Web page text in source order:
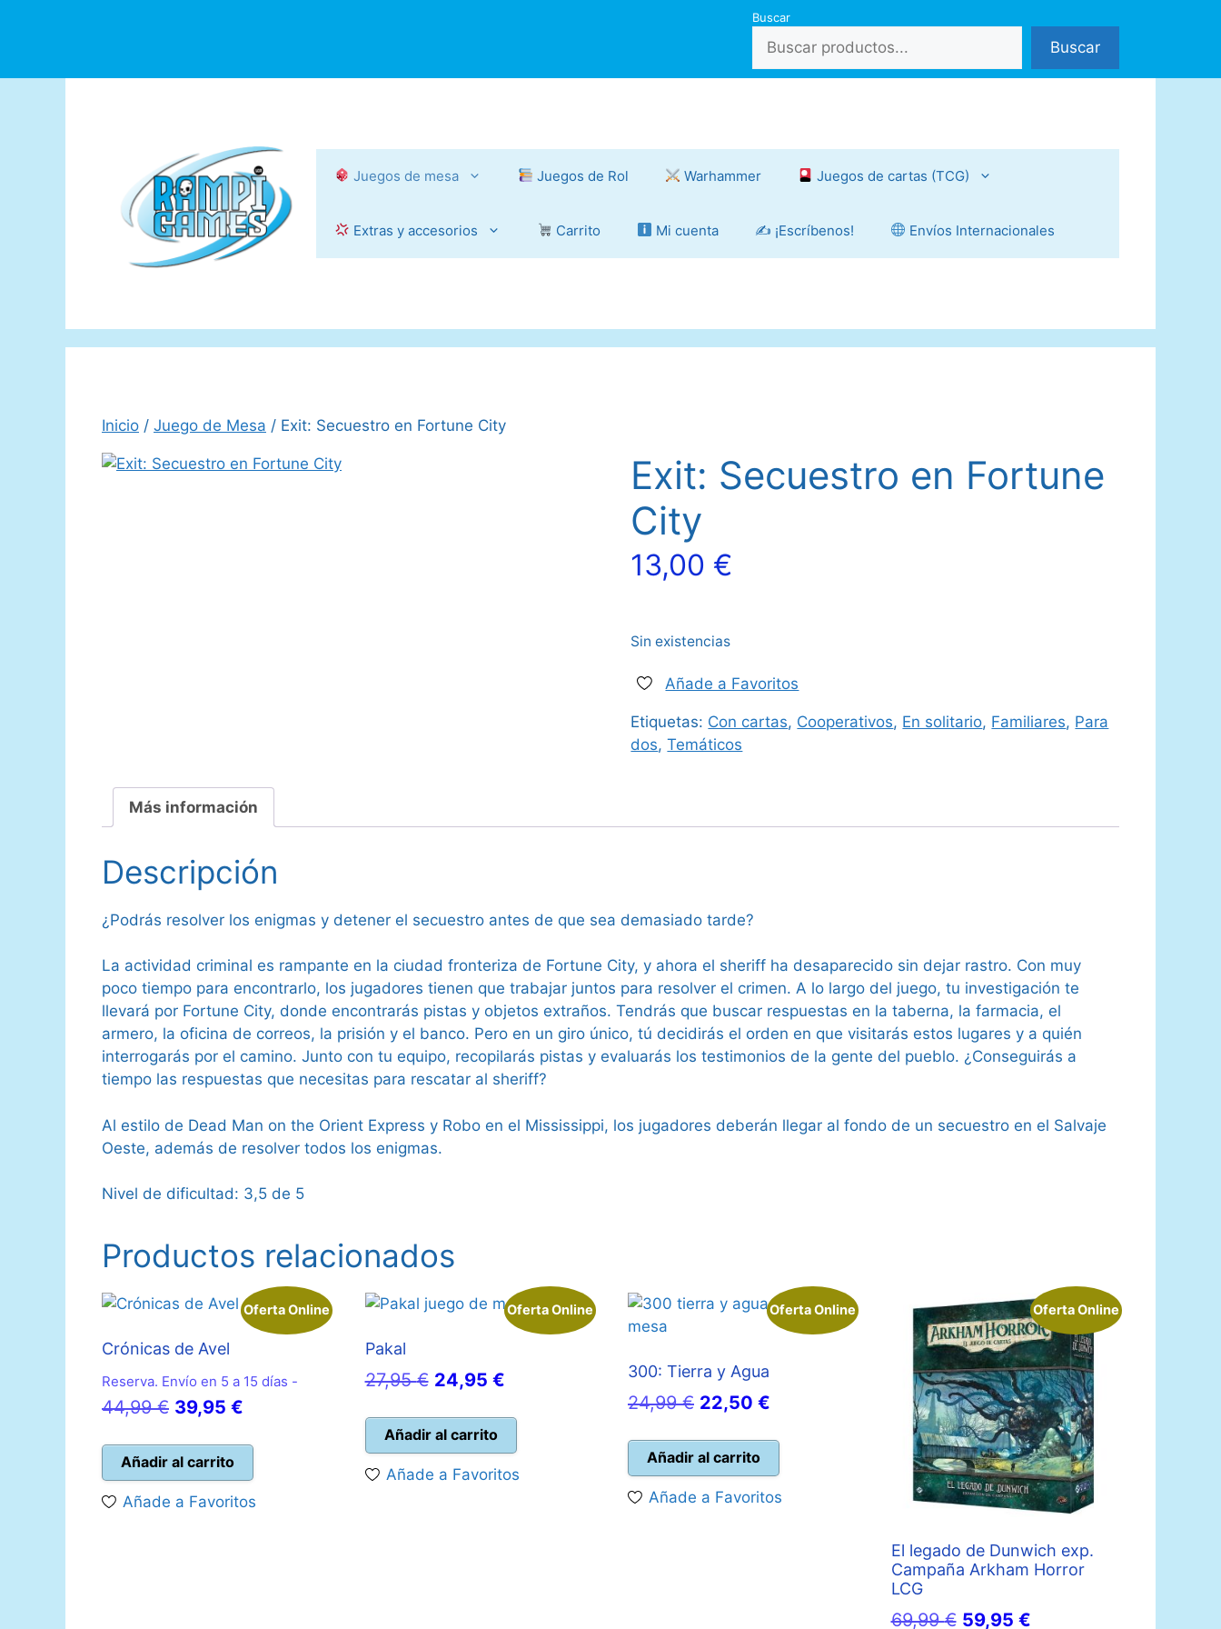
Buscar
Buscar
Juegos de mesa Juegos de Rol Warhammer Juegos de cartas (TCG)
Extras y accesorios Carrito Mi cuenta ✍️ ¡Escríbenos! Envíos Internacionales
Inicio / Juego de Mesa / Exit: Secuestro en Fortune City
Exit: Secuestro en Fortune
City
13,00 €
Sin existencias
Añade a Favoritos
Etiquetas: Con cartas, Cooperativos, En solitario, Familiares, Para
dos,Temáticos
Más información
Descripción
¿Podrás resolver los enigmas y detener el secuestro antes de que sea demasiado tarde?
La actividad criminal es rampante en la ciudad fronteriza de Fortune City, y ahora el sheriff ha desaparecido sin dejar rastro. Con muy
poco tiempo para encontrarlo, los jugadores tienen que trabajar juntos para resolver el crimen. A lo largo del juego, tu investigación te
llevará por Fortune City, donde encontrarás pistas y objetos extraños. Tendrás que buscar respuestas en la taberna, la farmacia, el
armero, la oficina de correos, la prisión y el banco. Pero en un giro único, tú decidirás el orden en que visitarás estos lugares y a quién
interrogarás por el camino. Junto con tu equipo, recopilarás pistas y evaluarás los testimonios de la gente del pueblo. ¿Conseguirás a
tiempo las respuestas que necesitas para rescatar al sheriff?
Al estilo de Dead Man on the Orient Express y Robo en el Mississippi, los jugadores deberán llegar al fondo de un secuestro en el Salvaje
Oeste, además de resolver todos los enigmas.
Nivel de dificultad: 3,5 de 5
Productos relacionados
Oferta Online
Crónicas de Avel
Reserva. Envío en 5 a 15 días -
44,99€ El
original
era:
44,99 €.
39,95 €
es:
39,95 €.
Añadir al carrito
Añade a Favoritos
Oferta Online
Pakal
27,95€ El
original
era:
27,95 €.
24,95 €El
es:
24,95 €.
Añadir al carrito
Añade a Favoritos
Oferta Online
300: Tierra y Agua
24,99€ El
original
era:
24,99 €.
22,50 €
es:
22,50 €.
Añadir al carrito
Añade a Favoritos
Oferta Online
El legado de Dunwich exp.
Campaña Arkham Horror
LCG
69,99€ El
59,95 €El